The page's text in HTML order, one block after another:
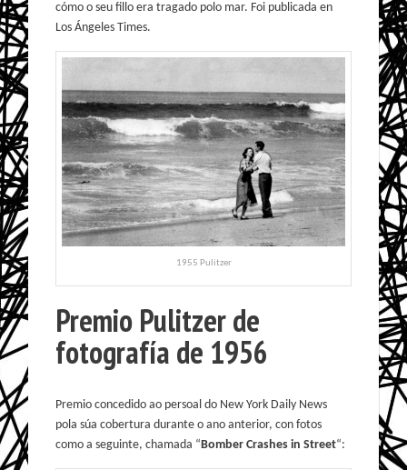
cómo o seu fillo era tragado polo mar. Foi publicada en
Los Ángeles Times.
1955 Pulitzer
Premio Pulitzer de
fotografía de 1956
Premio concedido ao persoal do New York Daily News
pola súa cobertura durante o ano anterior, con fotos
como a seguinte, chamada “Bomber Crashes in Street“: